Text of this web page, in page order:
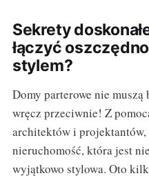
Sekrety
łączyć
stylem?
Domy parterowe nie
wręcz przeciwnie! Z
architektów i projektantów,
nieruchomość, która jest
wyjątkowo stylowa. Oto